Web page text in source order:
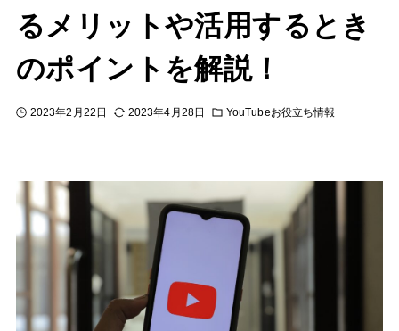
るメリットや活用するとき
のポイントを解説！
2023年2月22日 2023年4月28日 YouTubeお役立ち情報